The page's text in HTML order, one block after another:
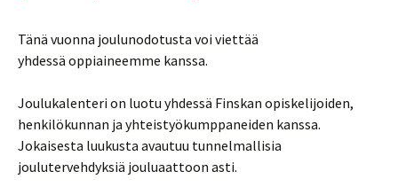
Tänä vuonna joulunodotusta voi viettää
yhdessä oppiaineemme kanssa.
Joulukalenteri on luotu yhdessä Finskan opiskelijoiden,
henkilökunnan ja yhteistyökumppaneiden kanssa.
Jokaisesta luukusta avautuu tunnelmallisia
joulutervehdyksiä jouluaattoon asti.